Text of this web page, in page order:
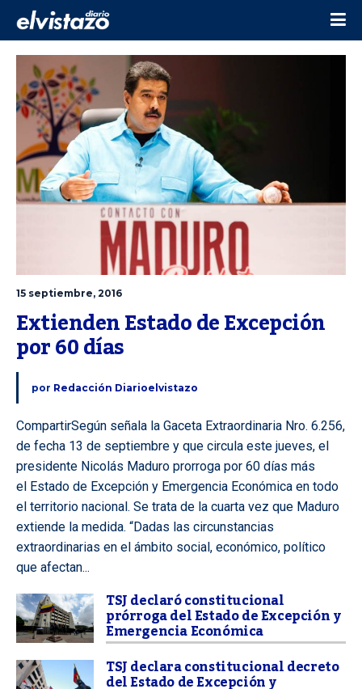
15 septiembre, 2016
Extienden Estado de Excepción
por 60 días
por Redacción Diarioelvistazo
CompartirSegún señala la Gaceta Extraordinaria Nro. 6.256,
de fecha 13 de septiembre y que circula este jueves, el
presidente Nicolás Maduro prorroga por 60 días más
el Estado de Excepción y Emergencia Económica en todo
el territorio nacional. Se trata de la cuarta vez que Maduro
extiende la medida. “Dadas las circunstancias
extraordinarias en el ámbito social, económico, político
que afectan...
TSJ declaró constitucional
prórroga del Estado de Excepción y
Emergencia Económica
TSJ declara constitucional decreto
del Estado de Excepción y